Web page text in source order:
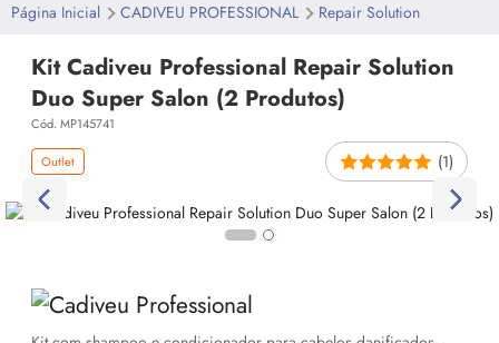
Página Inicial CADIVEU PROFESSIONAL Repair Solution
Kit Cadiveu Professional Repair Solution
Duo Super Salon (2 Produtos)
Cód. MP145741
Outlet (1)